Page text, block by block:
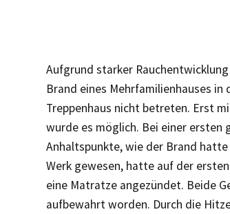
Aufgrund starker
Brand eines Mehrfamilienhauses
Treppenhaus nicht betreten. Erst
wurde es möglich. Bei einer ersten
Anhaltspunkte, wie der Brand
Werk gewesen, hatte auf der
eine Matratze angezündet. Beide
aufbewahrt worden. Durch die